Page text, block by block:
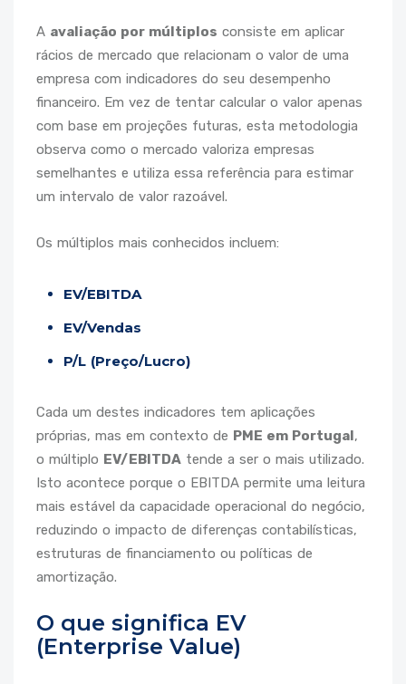
A avaliação por múltiplos consiste em aplicar
rácios de mercado que relacionam o valor de uma
empresa com indicadores do seu desempenho
financeiro. Em vez de tentar calcular o valor apenas
com base em projeções futuras, esta metodologia
observa como o mercado valoriza empresas
semelhantes e utiliza essa referência para estimar
um intervalo de valor razoável.
Os múltiplos mais conhecidos incluem:
EV/EBITDA
EV/Vendas
P/L (Preço/Lucro)
Cada um destes indicadores tem aplicações
próprias, mas em contexto de PME em Portugal,
o múltiplo EV/EBITDA tende a ser o mais utilizado.
Isto acontece porque o EBITDA permite uma leitura
mais estável da capacidade operacional do negócio,
reduzindo o impacto de diferenças contabilísticas,
estruturas de financiamento ou políticas de
amortização.
O que significa EV
(Enterprise Value)